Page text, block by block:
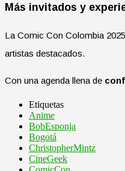
Más invitados y
La Comic Con Colombia
artistas destacados.
Con una agenda llena de
Etiquetas
Anime
BobEsponja
Bogotá
ChristopherMintz
CineGeek